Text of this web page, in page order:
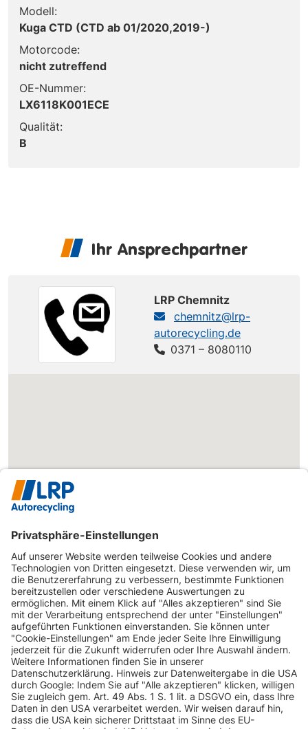
Modell:
Kuga CTD (CTD ab 01/2020,2019-)
Motorcode:
nicht zutreffend
OE-Nummer:
LX6118K001ECE
Qualität:
B
Ihr Ansprechpartner
LRP Chemnitz
chemnitz@lrp-
autorecycling.de
0371 – 8080110
INFORMATIONEN
KUNDENSERVICE